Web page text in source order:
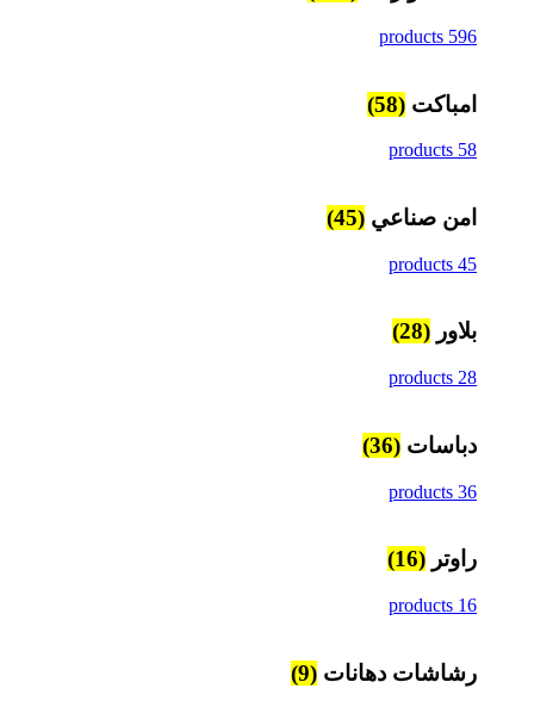
596 products
امباكت (58)
58 products
امن صناعي (45)
45 products
بلاور (28)
28 products
دباسات (36)
36 products
راوتر (16)
16 products
رشاشات دهانات (9)